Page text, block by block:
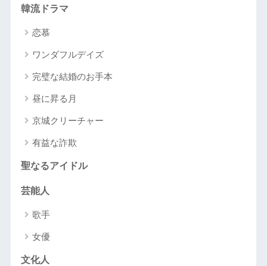
韓流ドラマ
恋慕
ワンダフルデイズ
完璧な結婚のお手本
昼に昇る月
京城クリーチャー
有益な詐欺
聖なるアイドル
芸能人
歌手
女優
文化人